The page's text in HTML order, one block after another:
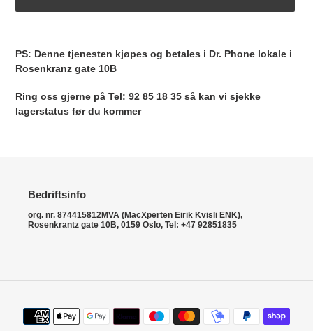
handlekurven
PS: Denne tjenesten kjøpes og betales i Dr. Phone lokale i
Rosenkranz gate 10B
Ring oss gjerne på Tel: 92 85 18 35 så kan vi sjekke
lagerstatus før du kommer
Bedriftsinfo
org. nr. 874415812MVA (MacXperten Eirik Kvisli ENK),
Rosenkrantz gate 10B, 0159 Oslo, Tel: +47 92851835
Betalingsmetoder